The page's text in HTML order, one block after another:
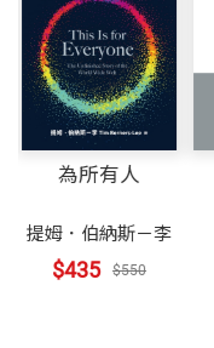
為所有人
提姆．伯納斯－李
$435 $550